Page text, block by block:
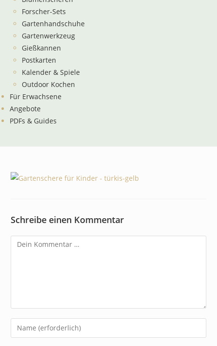
Forscher-Sets
Gartenhandschuhe
Gartenwerkzeug
Gießkannen
Postkarten
Kalender & Spiele
Outdoor Kochen
Für Erwachsene
Angebote
PDFs & Guides
Schreibe einen Kommentar